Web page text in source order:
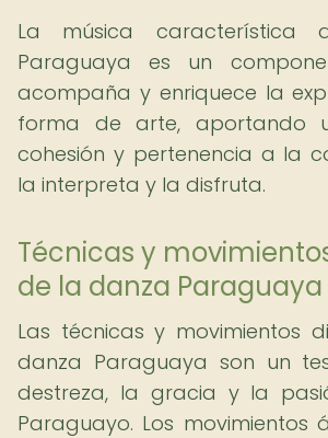
La música característica
Paraguaya es un
acompaña y enriquece la
forma de arte, aportando
cohesión y pertenencia a la
la interpreta y la disfruta.
Técnicas y
de la danza Paraguaya
Las técnicas y movimientos
danza Paraguaya son un
destreza, la gracia y la
Paraguayo. Los movimientos